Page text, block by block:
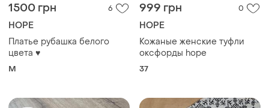
1500 грн 6
HOPE
Платье рубашка белого
цвета ♥️
M
999 грн 0
HOPE
Кожаные женские туфли
оксфорды hope
37